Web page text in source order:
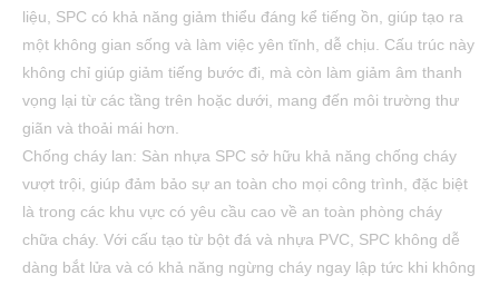
liệu, SPC có khả năng giảm thiểu đáng kể tiếng ồn, giúp tạo ra
một không gian sống và làm việc yên tĩnh, dễ chịu. Cấu trúc này
không chỉ giúp giảm tiếng bước đi, mà còn làm giảm âm thanh
vọng lại từ các tầng trên hoặc dưới, mang đến môi trường thư
giãn và thoải mái hơn.
Chống cháy lan: Sàn nhựa SPC sở hữu khả năng chống cháy
vượt trội, giúp đảm bảo sự an toàn cho mọi công trình, đặc biệt
là trong các khu vực có yêu cầu cao về an toàn phòng cháy
chữa cháy. Với cấu tạo từ bột đá và nhựa PVC, SPC không dễ
dàng bắt lửa và có khả năng ngừng cháy ngay lập tức khi không